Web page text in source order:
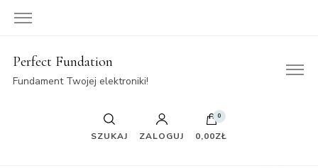
Perfect Fundation
Fundament Twojej elektroniki!
SZUKAJ ZALOGUJ
0
0,00ZŁ